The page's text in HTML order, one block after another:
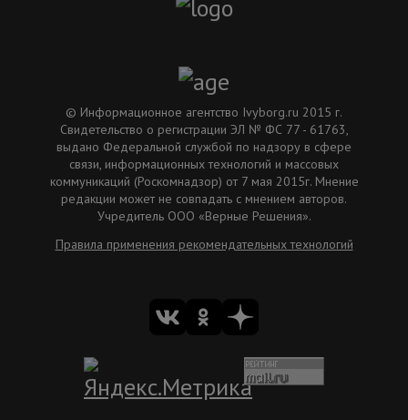
© Информационное агентство Ivyborg.ru 2015 г.
Свидетельство о регистрации ЭЛ № ФС 77 - 61763,
выдано Федеральной службой по надзору в сфере
связи, информационных технологий и массовых
коммуникаций (Роскомнадзор) от 7 мая 2015г. Мнение
редакции может не совпадать с мнением авторов.
Учредитель ООО «Верные Решения».
Правила применения рекомендательных технологий